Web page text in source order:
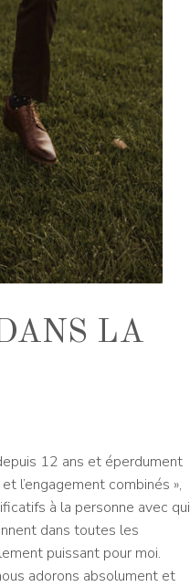
LA
12 ans et éperdument
l’engagement combinés »,
à la personne avec qui
dans toutes les
puissant pour moi.
adorons absolument et